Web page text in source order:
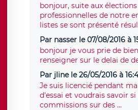
bonjour, suite aux élections
professionnelles de notre
listes se sont présenté
Par nasser le 07/08/2016 à
bonjour je vous prie de
renseigner sur le delai de
Par jline le 26/05/2016 à
Je suis licencié pendant
d'essai et voudrais savoir si
commissions sur des ...